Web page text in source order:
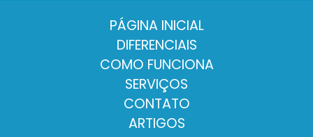
PÁGINA INICIAL
DIFERENCIAIS
COMO FUNCIONA
SERVIÇOS
CONTATO
ARTIGOS